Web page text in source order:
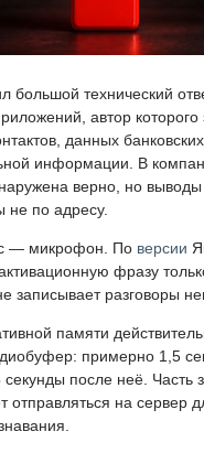
большой технический
автор которого
данных
информации. В
верно, но выводы
не по адресу.
— микрофон. По версии
фразу
записывает разговоры
памяти
примерно 1,5
после неё. Часть
отправляться на сервер